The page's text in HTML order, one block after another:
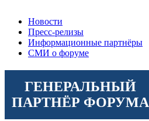
Новости
Пресс-релизы
Информационные партнёры
СМИ о форуме
ГЕНЕРАЛЬНЫЙ
ПАРТНЁР ФОРУМА